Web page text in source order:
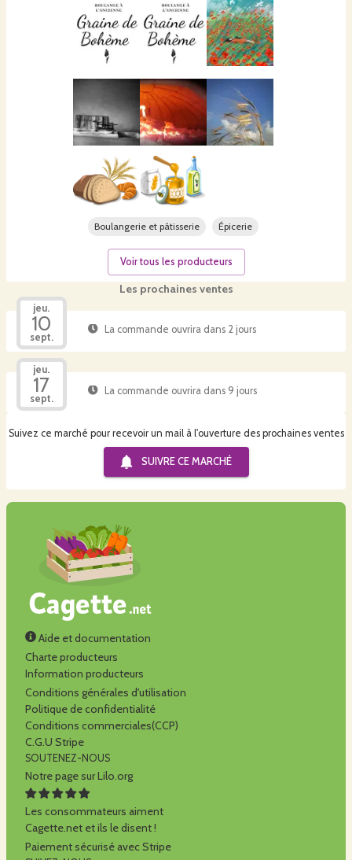
Les prochaines ventes
jeu.
10
sept.
La commande ouvrira dans 2 jours
jeu.
17
sept.
La commande ouvrira dans 9 jours
Suivez ce marché pour recevoir un mail à l'ouverture des prochaines ventes
SUIVRE CE MARCHÉ
Boulangerie et pâtisserie Épicerie
Voir tous les producteurs
Aide et documentation
Charte producteurs
Information producteurs
Conditions générales d'utilisation
Politique de confidentialité
Conditions commerciales(CCP)
C.G.U Stripe
SOUTENEZ-NOUS
Notre page sur Lilo.org
Les consommateurs aiment
Cagette.net et ils le disent !
Paiement sécurisé avec Stripe